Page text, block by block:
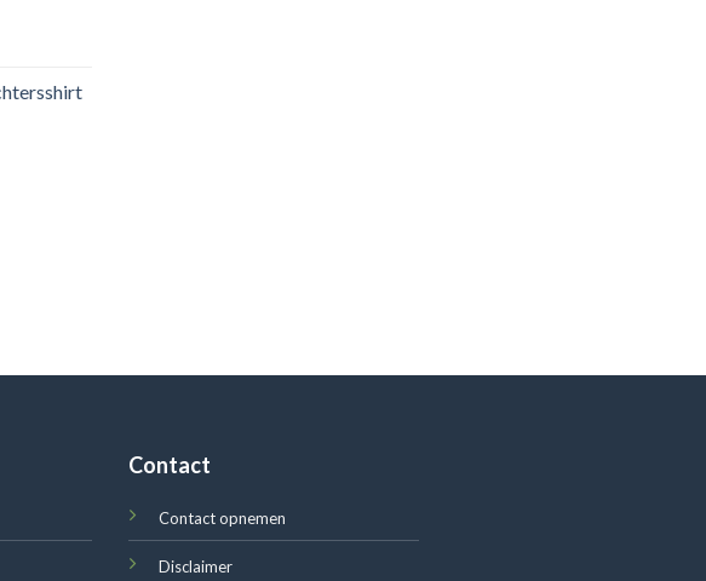
Contact
Contact opnemen
Disclaimer